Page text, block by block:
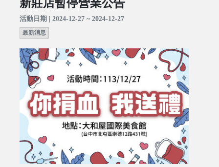
新莊店暫停營業公告
活動日期 | 2024-12-27 ~ 2024-12-27
最新消息